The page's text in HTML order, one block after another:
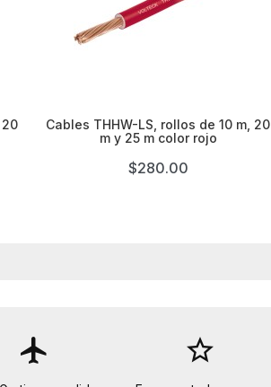
20

Cables THHW-LS, rollos de 10 m, 20
m y 25 m color rojo
$280.00
flight star_border